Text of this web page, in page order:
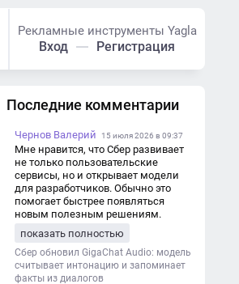
Рекламные инструменты Yagla
Вход Регистрация
Последние комментарии
Чернов Валерий 15 июля 2026 в 09:37
Мне нравится, что Сбер развивает
не только пользовательские
сервисы, но и открывает модели
для разработчиков. Обычно это
помогает быстрее появляться
новым полезным решениям.
показать полностью
Сбер обновил GigaChat Audio: модель
считывает интонацию и запоминает
факты из диалогов